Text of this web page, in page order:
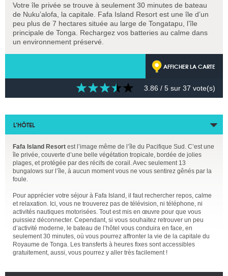
Votre île privée se trouve à seulement 30 minutes de bateau
de Nuku’alofa, la capitale. Fafa Island Resort est une île d’un
peu plus de 7 hectares située au large de Tongatapu, l’île
principale de Tonga. Rechargez vos batteries au calme dans
un environnement préservé.
AFFICHER LA CARTE
3.86 / 5 sur 37 vote(s)
L’HÔTEL
Fafa Island Resort est l’image même de l’île du Pacifique Sud. C’est une
île privée, couverte d’une belle végétation tropicale, bordée de jolies
plages, et protégée par des récifs de corail. Avec seulement 13
bungalows sur l’île, à aucun moment vous ne vous sentirez gênés par la
foule.
Pour apprécier votre séjour à Fafa Island, il faut rechercher repos, calme
et relaxation. Ici, vous ne trouverez pas de télévision, ni téléphone, ni
activités nautiques motorisées. Tout est mis en œuvre pour que vous
puissiez déconnecter. Cependant, si vous souhaitez retrouver un peu
d’activité moderne, le bateau de l’hôtel vous conduira en face, en
seulement 30 minutes, où vous pourrez affronter la vie de la capitale du
Royaume de Tonga. Les transferts à heures fixes sont accessibles
gratuitement, aussi, vous pourrez y aller très facilement !